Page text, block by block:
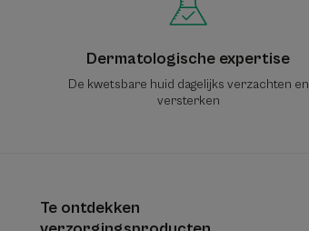
Dermatologische expertise
De kwetsbare huid dagelijks verzachten en
versterken
Te ontdekken